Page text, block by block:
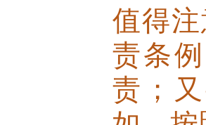
值得
责条
责；